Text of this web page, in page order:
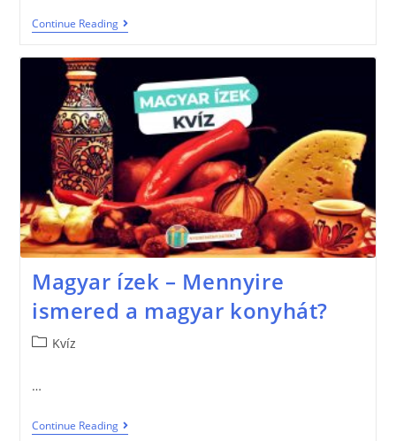
Continue Reading
Magyar ízek – Mennyire
ismered a magyar konyhát?
Kvíz
…
Continue Reading